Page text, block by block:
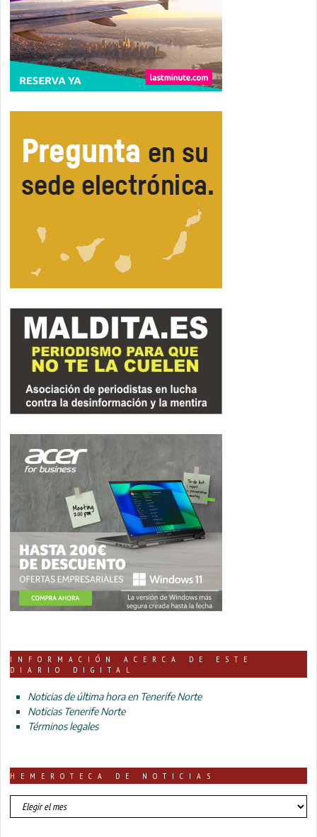
INFORMACIÓN ACERCA DE ESTE
DIARIO DIGITAL
Noticias de última hora en Tenerife Norte
Noticias Tenerife Norte
Términos legales
HEMEROTECA DE NOTICIAS
HEMEROTECA
DE